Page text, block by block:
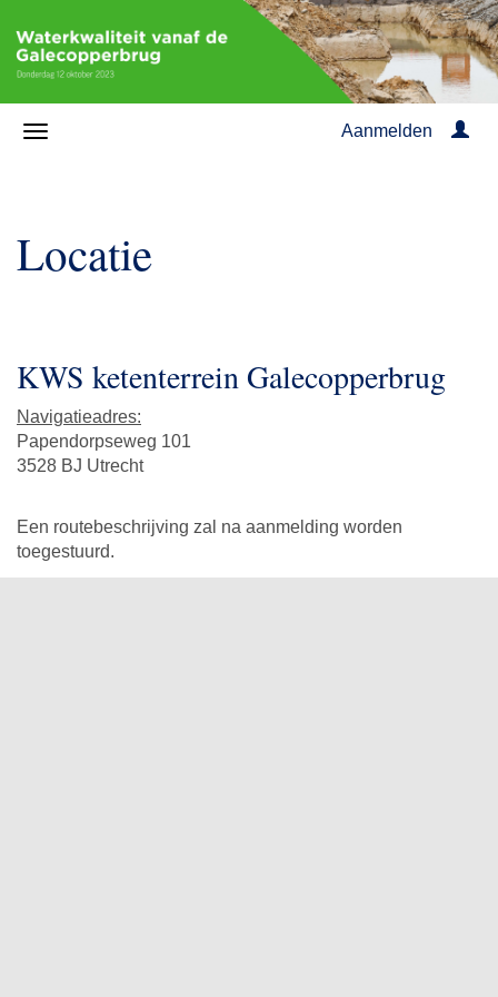
Aanmelden
Locatie
KWS ketenterrein Galecopperbrug
Navigatieadres:
Papendorpseweg 101
3528 BJ Utrecht
Een routebeschrijving zal na aanmelding worden
toegestuurd.